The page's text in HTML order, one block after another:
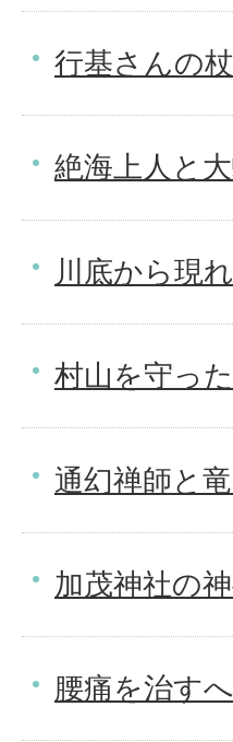
行基さんの
絶海上人と
川底から現
村山を守っ
通幻禅師と
加茂神社の
腰痛を治す